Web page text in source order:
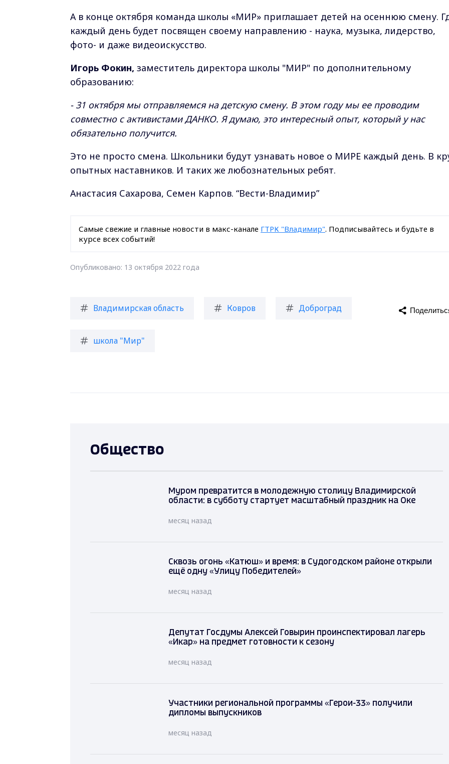
А в конце октября команда школы «МИР» приглашает детей на осеннюю смену.
каждый день будет посвящен своему направлению - наука, музыка, лидерство,
фото- и даже видеоискусство.
Игорь Фокин, заместитель директора школы "МИР" по дополнительному
образованию:
- 31 октября мы отправляемся на детскую смену. В этом году мы ее проводим
совместно с активистами ДАНКО. Я думаю, это интересный опыт, который у нас
обязательно получится.
Это не просто смена. Школьники будут узнавать новое о МИРЕ каждый день. В
опытных наставников. И таких же любознательных ребят.
Анастасия Сахарова, Семен Карпов. “Вести-Владимир”
Самые свежие и главные новости в макс-канале ГТРК "Владимир". Подписывайтесь и будьте в
курсе всех событий!
Опубликовано: 13 октября 2022 года
Владимирская область Ковров Доброград
школа "Мир"
Общество
Муром превратится в молодежную столицу Владимирской
области: в субботу стартует масштабный праздник на Оке
месяц назад
Сквозь огонь «Катюш» и время: в Судогодском районе открыли
ещё одну «Улицу Победителей»
месяц назад
Депутат Госдумы Алексей Говырин проинспектировал
лагерь «Икар» на предмет готовности к сезону
месяц назад
Участники региональной программы «Герои-33» получили
дипломы выпускников
месяц назад